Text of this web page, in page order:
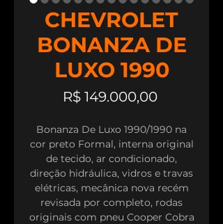
CHEVROLET
BONANZA DE
LUXO 1990
R$ 149.000,00Preço
Bonanza De Luxo 1990/1990 na
cor preto Formal, interna original
de tecido, ar condicionado,
direção hidráulica, vidros e travas
elétricas, mecânica nova recém
revisada por completo, rodas
originais com pneu Cooper Cobra